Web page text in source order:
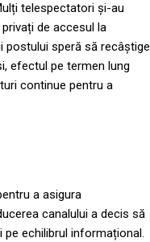
telespectatori și-au
de accesul la
speră să recâștige
efectul pe termen lung
continue pentru a
a asigura
canalului a decis să
echilibrul informațional.